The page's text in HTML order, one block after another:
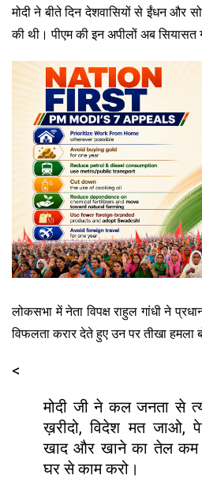
मोदी ने बीते दिन देशवासियों से ईंधन और
की थी। पीएम की इन अपीलों अब सियासत
लोकसभा में नेता विपक्ष राहुल गांधी ने
विफलता करार देते हुए उन पर तीखा हमला
<
मोदी जी ने कल जनता से
ख़रीदो, विदेश मत जाओ,
खाद और खाने का तेल कम
घर से काम करो।